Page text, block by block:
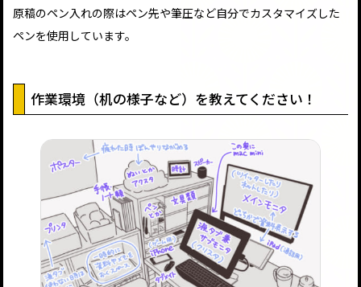
原稿のペン入れの際はペン先や筆圧など自分でカスタマイズした
ペンを使用しています。
作業環境（机の様子など）を教えてください！